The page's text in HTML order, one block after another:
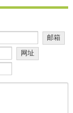
邮箱
网址